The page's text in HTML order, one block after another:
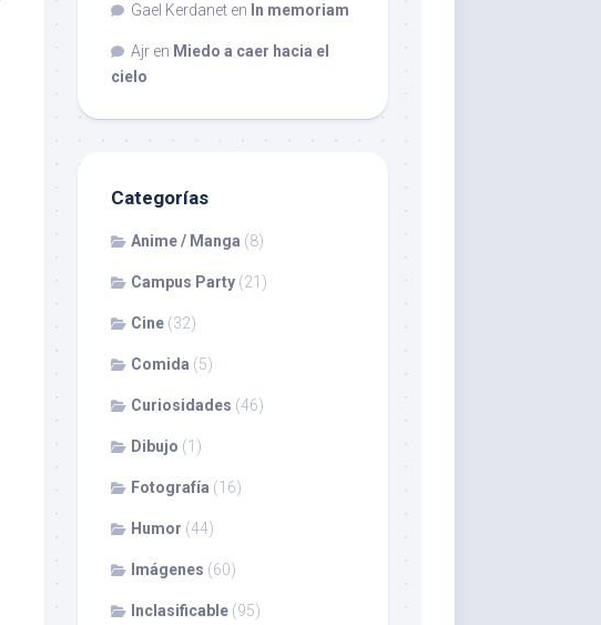
Gael Kerdanet en In memoriam
Ajr en Miedo a caer hacia el
cielo
Categorías
Anime / Manga (8)
Campus Party (21)
Cine (32)
Comida (5)
Curiosidades (46)
Dibujo (1)
Fotografía (16)
Humor (44)
Imágenes (60)
Inclasificable (95)